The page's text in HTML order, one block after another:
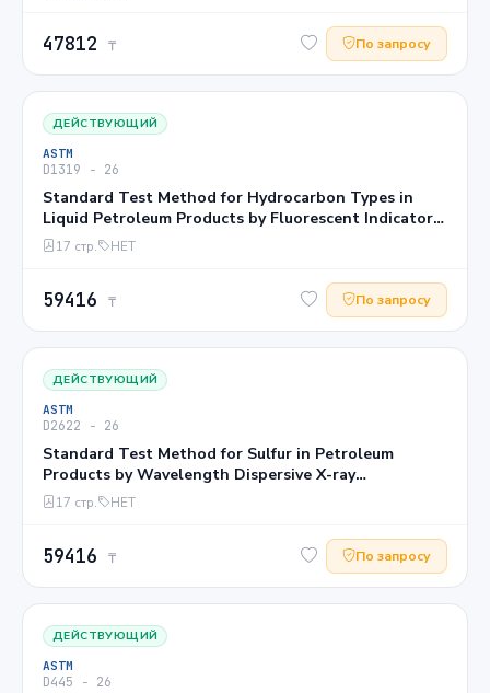
47812 ₸ По запросу
ДЕЙСТВУЮЩИЙ
ASTM
D1319 − 26
Standard Test Method for Hydrocarbon Types in
Liquid Petroleum Products by Fluorescent Indicator
Adsorption1
17 стр. НЕТ
59416 ₸ По запросу
ДЕЙСТВУЮЩИЙ
ASTM
D2622 − 26
Standard Test Method for Sulfur in Petroleum
Products by Wavelength Dispersive X-ray
Fluorescence Spectrometry
17 стр. НЕТ
59416 ₸ По запросу
ДЕЙСТВУЮЩИЙ
ASTM
D445 − 26